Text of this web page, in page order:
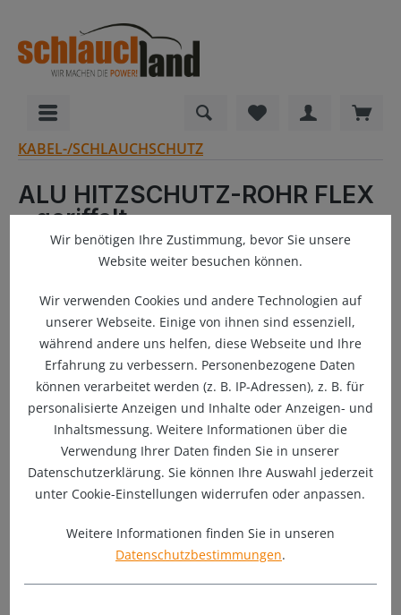
Du hast 0
KABEL-/SCHLAUCHSCHUTZ
ALU HITZSCHUTZ-ROHR FLEX
- geriffelt
Bildergalerie überspringen
Wir benötigen Ihre Zustimmung, bevor Sie unsere
Website weiter besuchen können.
Wir verwenden Cookies und andere Technologien auf
unserer Webseite. Einige von ihnen sind essenziell,
während andere uns helfen, diese Webseite und Ihre
Erfahrung zu verbessern. Personenbezogene Daten
können verarbeitet werden (z. B. IP-Adressen), z. B. für
personalisierte Anzeigen und Inhalte oder Anzeigen- und
Inhaltsmessung. Weitere Informationen über die
Verwendung Ihrer Daten finden Sie in unserer
Datenschutzerklärung. Sie können Ihre Auswahl jederzeit
unter Cookie-Einstellungen widerrufen oder anpassen.
Weitere Informationen finden Sie in unseren
Datenschutzbestimmungen.